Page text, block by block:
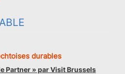
durables
Partner » par Visit Brussels